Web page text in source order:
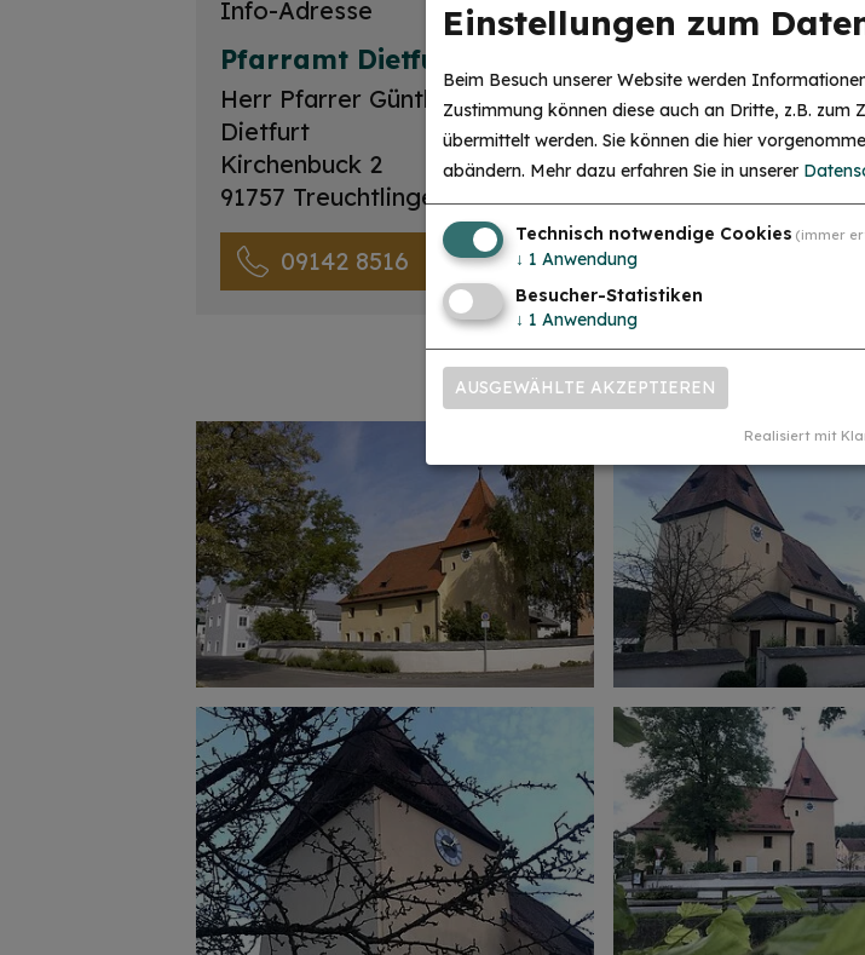
Info-Adresse
Pfarramt Dietfurt-Schambach
Herr Pfarrer Günther Gagesch
Dietfurt
Kirchenbuck 2
91757 Treuchtlingen
09142 8516
HINWEIS
Christkind & Engel
du Lust das Gesicht der
Schlossweihnacht zu sein, den
gerne bei uns!...
Einstellungen zum
Beim Besuch unserer Website werden
Zustimmung können diese auch an Dritte, z.B. zum
übermittelt werden. Sie können die hier
abändern. Mehr dazu erfahren Sie in unserer
Technisch notwendige Cookies (immer
↓ 1 Anwendung
Besucher-Statistiken
↓ 1 Anwendung
AUSGEWÄHLTE AKZEPTIEREN
Realisiert mit